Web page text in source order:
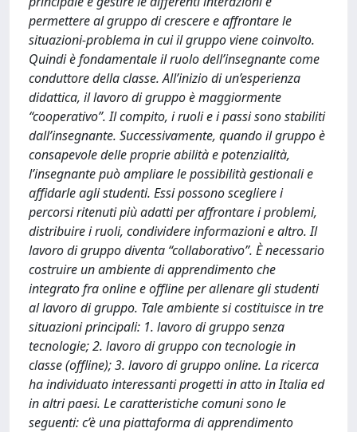
permettere al gruppo di crescere e affrontare le
situazioni-problema in cui il gruppo viene coinvolto.
Quindi è fondamentale il ruolo dell’insegnante come
conduttore della classe. All’inizio di un’esperienza
didattica, il lavoro di gruppo è maggiormente
“cooperativo”. Il compito, i ruoli e i passi sono stabiliti
dall’insegnante. Successivamente, quando il gruppo è
consapevole delle proprie abilità e potenzialità,
l’insegnante può ampliare le possibilità gestionali e
affidarle agli studenti. Essi possono scegliere i
percorsi ritenuti più adatti per affrontare i problemi,
distribuire i ruoli, condividere informazioni e altro. Il
lavoro di gruppo diventa “collaborativo”. È necessario
costruire un ambiente di apprendimento che
integrato fra online e offline per allenare gli studenti
al lavoro di gruppo. Tale ambiente si costituisce in tre
situazioni principali: 1. lavoro di gruppo senza
tecnologie; 2. lavoro di gruppo con tecnologie in
classe (offline); 3. lavoro di gruppo online. La ricerca
ha individuato interessanti progetti in atto in Italia ed
in altri paesi. Le caratteristiche comuni sono le
seguenti: c’è una piattaforma di apprendimento